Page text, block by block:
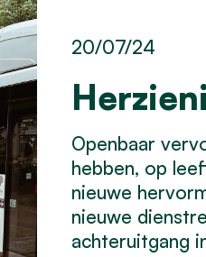
20/07/24
Openbaar
hebben, op
nieuwe
nieuwe
achteruitgang